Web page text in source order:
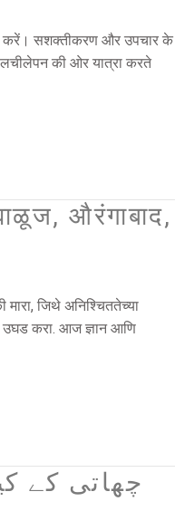
करें। सशक्तीकरण और उपचार के
लचीलेपन की ओर यात्रा करते
औरंगाबाद,
मारा, जिथे अनिश्चिततेच्या
उघड करा. आज ज्ञान आणि
چھاتی کے